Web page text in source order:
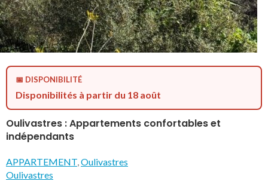
📅 DISPONIBILITÉ
Disponibilités à partir du 18 août
Oulivastres : Appartements confortables et
indépendants
APPARTEMENT Oulivastres
Oulivastres